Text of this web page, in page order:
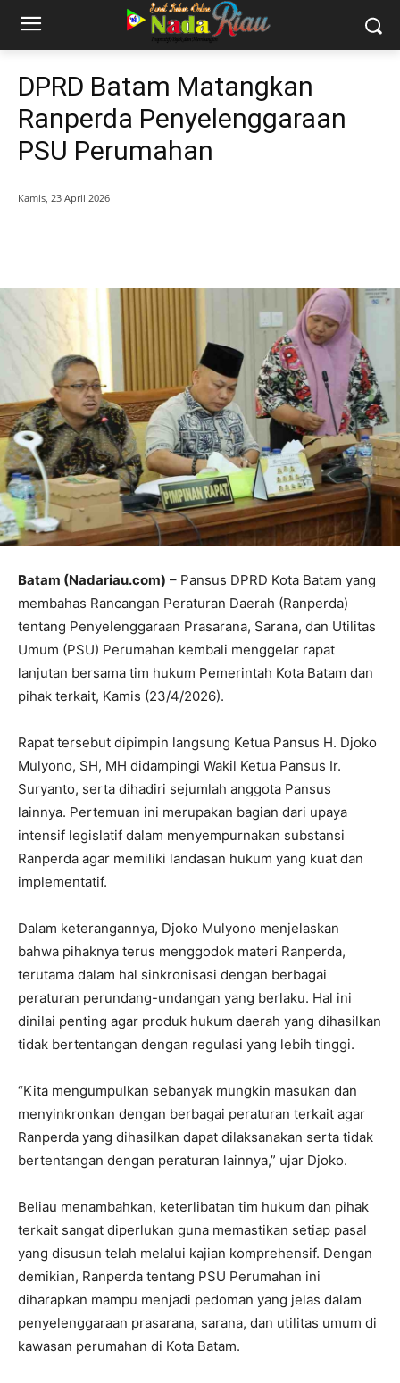
DPRD Batam Matangkan
Ranperda Penyelenggaraan
PSU Perumahan
Kamis, 23 April 2026
Batam (Nadariau.com) – Pansus DPRD Kota Batam yang
membahas Rancangan Peraturan Daerah (Ranperda)
tentang Penyelenggaraan Prasarana, Sarana, dan Utilitas
Umum (PSU) Perumahan kembali menggelar rapat
lanjutan bersama tim hukum Pemerintah Kota Batam dan
pihak terkait, Kamis (23/4/2026).
Rapat tersebut dipimpin langsung Ketua Pansus H. Djoko
Mulyono, SH, MH didampingi Wakil Ketua Pansus Ir.
Suryanto, serta dihadiri sejumlah anggota Pansus
lainnya. Pertemuan ini merupakan bagian dari upaya
intensif legislatif dalam menyempurnakan substansi
Ranperda agar memiliki landasan hukum yang kuat dan
implementatif.
Dalam keterangannya, Djoko Mulyono menjelaskan
bahwa pihaknya terus menggodok materi Ranperda,
terutama dalam hal sinkronisasi dengan berbagai
peraturan perundang-undangan yang berlaku. Hal ini
dinilai penting agar produk hukum daerah yang dihasilkan
tidak bertentangan dengan regulasi yang lebih tinggi.
“Kita mengumpulkan sebanyak mungkin masukan dan
menyinkronkan dengan berbagai peraturan terkait agar
Ranperda yang dihasilkan dapat dilaksanakan serta tidak
bertentangan dengan peraturan lainnya,” ujar Djoko.
Beliau menambahkan, keterlibatan tim hukum dan pihak
terkait sangat diperlukan guna memastikan setiap pasal
yang disusun telah melalui kajian komprehensif. Dengan
demikian, Ranperda tentang PSU Perumahan ini
diharapkan mampu menjadi pedoman yang jelas dalam
penyelenggaraan prasarana, sarana, dan utilitas umum di
kawasan perumahan di Kota Batam.